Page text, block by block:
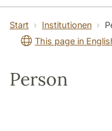
Forskning Kontakt
Start Institutionen
This page in
Person